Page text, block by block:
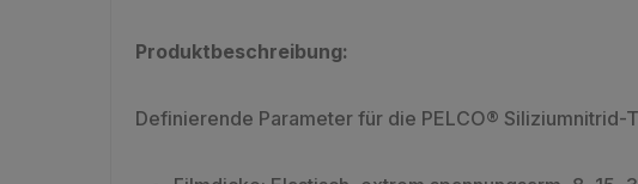
Produktbeschreibung:
Definierende Parameter für die PELCO® Siliziumnitrid-